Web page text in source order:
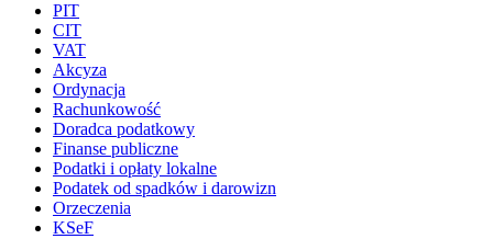
PIT
CIT
VAT
Akcyza
Ordynacja
Rachunkowość
Doradca podatkowy
Finanse publiczne
Podatki i opłaty lokalne
Podatek od spadków i darowizn
Orzeczenia
KSeF